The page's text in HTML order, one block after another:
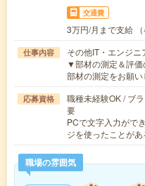
交通費
3万円/月まで支給 （
仕事内容
その他IT・エンジニ
▼部材の測定＆評価
部材の測定をお願
応募資格
職種未経験OK / ブ
要
PCで文字入力が
ジを使ったこと
職場の雰囲気